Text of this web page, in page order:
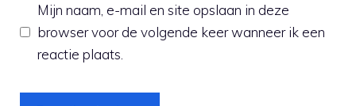
Mijn naam, e-mail en site opslaan in deze
browser voor de volgende keer wanneer ik een
reactie plaats.